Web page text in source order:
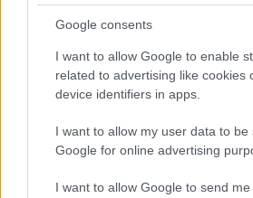
Google consents
I want to allow Google to enable
related to advertising like cookies
device identifiers in apps.
I want to allow my user data to be
Google for online advertising
I want to allow Google to send me
economia e politica del vecchio
gratis alla newsletter di Paolo
Manzo http://
settimana se vuoi con un
webinar e dossier di inchiesta
#NARCOS